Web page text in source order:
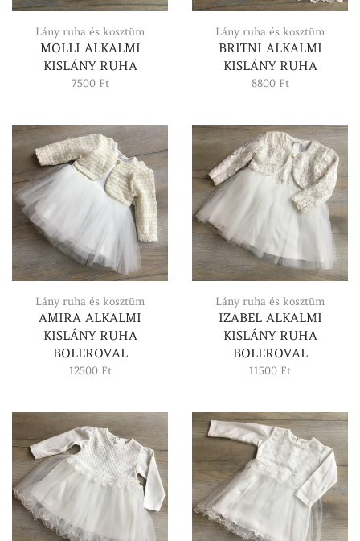
Lány ruha és kosztüm
MOLLI ALKALMI
KISLÁNY RUHA
7500 Ft
Lány ruha és kosztüm
BRITNI ALKALMI
KISLÁNY RUHA
8800 Ft
Lány ruha és kosztüm
AMIRA ALKALMI
KISLÁNY RUHA
BOLEROVAL
12500 Ft
Lány ruha és kosztüm
IZABEL ALKALMI
KISLÁNY RUHA
BOLEROVAL
11500 Ft